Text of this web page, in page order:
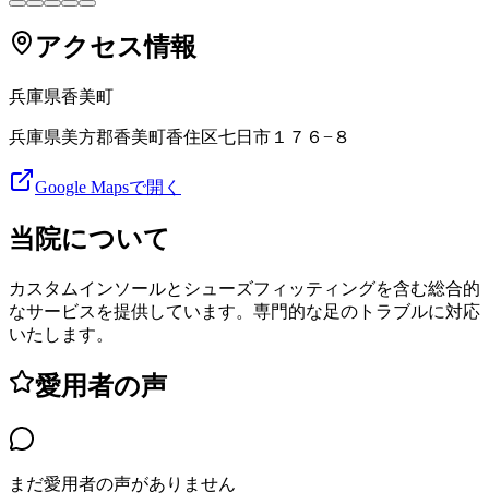
アクセス情報
兵庫県香美町
兵庫県美方郡香美町香住区七日市１７６−８
Google Mapsで開く
当院について
カスタムインソールとシューズフィッティングを含む総合的
なサービスを提供しています。専門的な足のトラブルに対応
いたします。
愛用者の声
まだ愛用者の声がありません